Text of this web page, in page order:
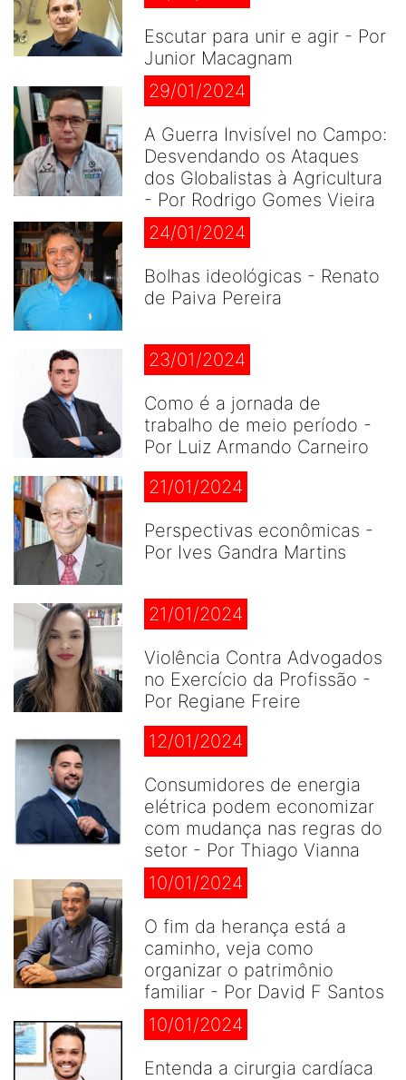
Escutar para unir e agir - Por
Junior Macagnam
29/01/2024
A Guerra Invisível no Campo:
Desvendando os Ataques
dos Globalistas à Agricultura
- Por Rodrigo Gomes Vieira
24/01/2024
Bolhas ideológicas - Renato
de Paiva Pereira
23/01/2024
Como é a jornada de
trabalho de meio período -
Por Luiz Armando Carneiro
21/01/2024
Perspectivas econômicas -
Por Ives Gandra Martins
21/01/2024
Violência Contra Advogados
no Exercício da Profissão -
Por Regiane Freire
12/01/2024
Consumidores de energia
elétrica podem economizar
com mudança nas regras do
setor - Por Thiago Vianna
10/01/2024
O fim da herança está a
caminho, veja como
organizar o patrimônio
familiar - Por David F Santos
10/01/2024
Entenda a cirurgia cardíaca